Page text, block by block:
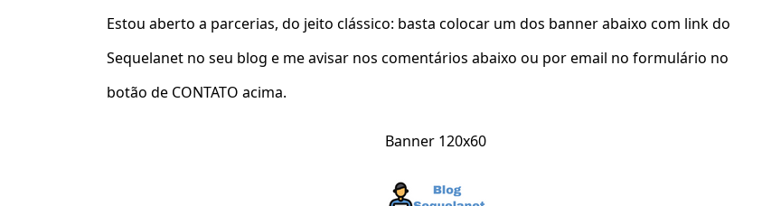
Estou aberto a parcerias, do jeito clássico: basta colocar um dos banner abaixo com link do
Sequelanet no seu blog e me avisar nos comentários abaixo ou por email no formulário no
botão de CONTATO acima.
Banner 120x60